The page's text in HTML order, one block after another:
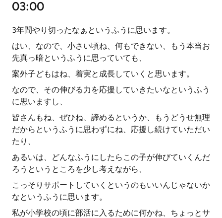
03:00
3年間やり切ったなぁというふうに思います。
はい、なので、小さい頃ね、何もできない、もう本当お
先真っ暗というふうに思っていても、
案外子どもはね、着実と成長していくと思います。
なので、その伸びる力を応援していきたいなというふう
に思いますし、
皆さんもね、ぜひね、諦めるというか、もうどうせ無理
だからというふうに思わずにね、応援し続けていただい
たり、
あるいは、どんなふうにしたらこの子が伸びていくんだ
ろうというところを少し考えながら、
こっそりサポートしていくというのもいいんじゃないか
なというふうに思います。
私が小学校の頃に部活に入るために何かね、ちょっとサ